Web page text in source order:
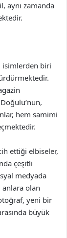
aynı zamanda
isimlerden biri
hem samimi
ettiği elbiseler,
çeşitli
medyada
anlara olan
yeni bir
büyük